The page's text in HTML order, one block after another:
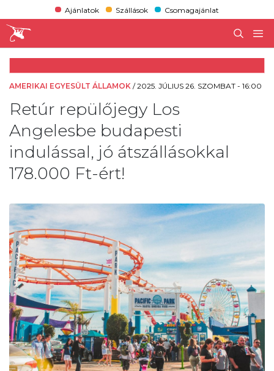
Ajánlatok Szállások Csomagajánlat
AMERIKAI EGYESÜLT ÁLLAMOK /2025. JÚLIUS 26. SZOMBAT - 16:00
Retúr repülőjegy Los
Angelesbe budapesti
indulással, jó átszállásokkal
178.000 Ft-ért!